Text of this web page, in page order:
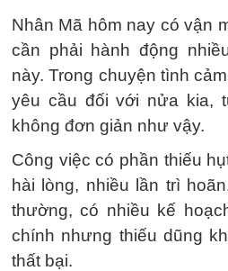
Nhân Mã hôm nay có vận
cần phải hành động
này. Trong chuyện tình
yêu cầu đối với nửa kia,
không đơn giản như vậy.
Công việc có phần thiếu
hài lòng, nhiều lần trì
thường, có nhiều kế
chính nhưng thiếu dũng
thất bại.